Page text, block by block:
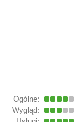
Ogólne:
Wygląd: